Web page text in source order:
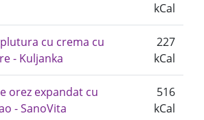
kCal
cu crema cu
- Kuljanka
227
kCal
orez expandat cu
- SanoVita
516
kCal